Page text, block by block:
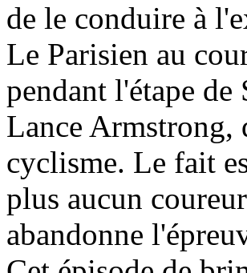
de le conduire à
Le Parisien au
pendant l'étape
Lance Armstrong,
cyclisme. Le fait
plus aucun
abandonne